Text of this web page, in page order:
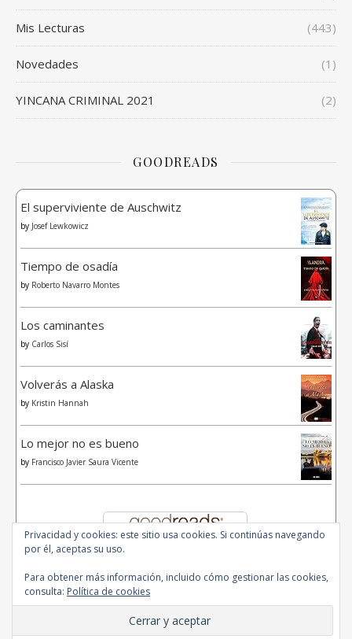
Mis Lecturas (443)
Novedades (1)
YINCANA CRIMINAL 2021 (2)
GOODREADS
El superviviente de Auschwitz
by Josef Lewkowicz
Tiempo de osadía
by Roberto Navarro Montes
Los caminantes
by Carlos Sisí
Volverás a Alaska
by Kristin Hannah
Lo mejor no es bueno
by Francisco Javier Saura Vicente
© 2020 - All Rights Reserved.
Ashe Tema de WP Royal
Privacidad y cookies: este sitio usa cookies. Si continúas navegando
por él, aceptas su uso.
Para obtener más información, incluido cómo gestionar las cookies,
consulta: Política de cookies